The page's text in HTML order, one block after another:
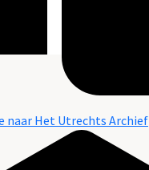
naar Het Utrechts Archief